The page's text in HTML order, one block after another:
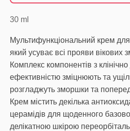
30 ml
Мультифункціональний крем
який усуває всі прояви вікових
Комплекс компонентів з
ефективністю зміцнюють та
розгладжуть зморшки та
Крем містить декілька
церамідів для щоденного
делікатною шкірою